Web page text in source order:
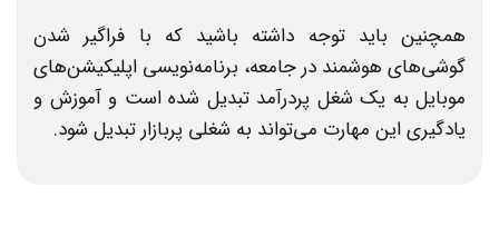
همچنین باید توجه داشته باشید که با فراگیر شدن
گوشی‌های هوشمند در جامعه، برنامه‌نویسی اپلیکیشن‌های
موبایل به یک شغل پردرآمد تبدیل شده است و آموزش و
یادگیری این مهارت می‌تواند به شغلی پربازار تبدیل شود.